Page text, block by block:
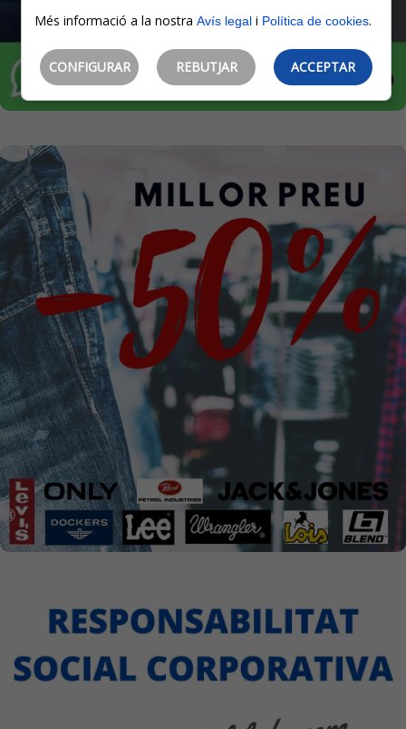
Més informació a la nostra Avís legali Política de cookies.
CONFIGURAR REBUTJAR ACCEPTAR